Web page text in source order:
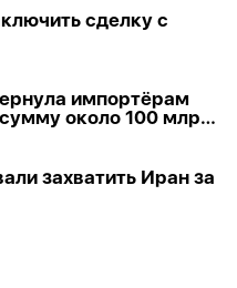
сделку с
импортёрам
около 100 млрд
захватить Иран за